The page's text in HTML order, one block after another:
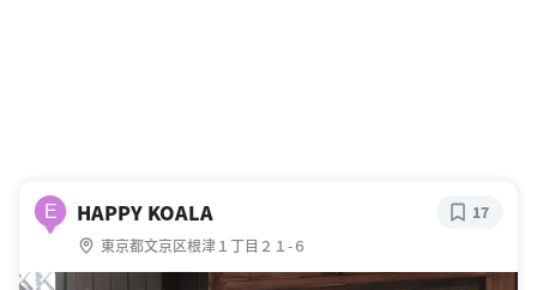
E HAPPY KOALA
東京都文京区根津１丁目２１-６
17